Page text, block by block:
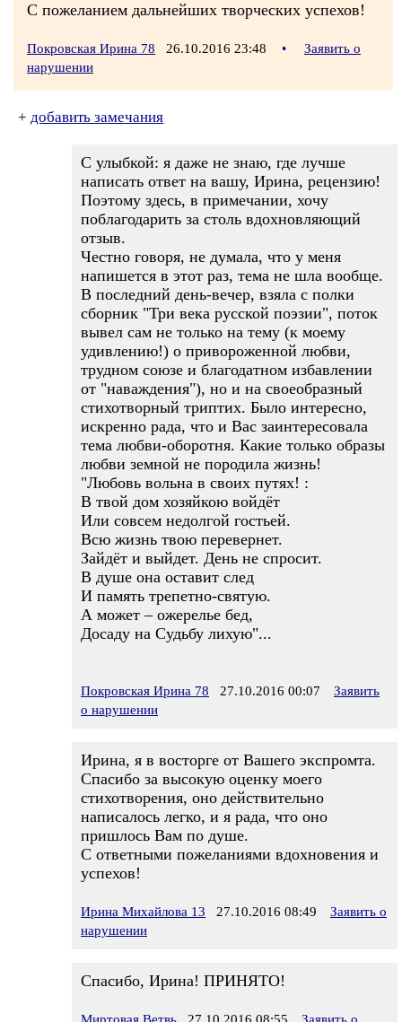
С пожеланием дальнейших творческих успехов!
Покровская Ирина 78 26.10.2016 23:48 •
Заявить о
нарушении
+ добавить замечания
С улыбкой: я даже не знаю, где лучше
написать ответ на вашу, Ирина, рецензию!
Поэтому здесь, в примечании, хочу
поблагодарить за столь вдохновляющий
отзыв.
Честно говоря, не думала, что у меня
напишется в этот раз, тема не шла вообще.
В последний день-вечер, взяла с полки
сборник "Три века русской поэзии", поток
вывел сам не только на тему (к моему
удивлению!) о привороженной любви,
трудном союзе и благодатном избавлении
от "наваждения"), но и на своеобразный
стихотворный триптих. Было интересно,
искренно рада, что и Вас заинтересовала
тема любви-оборотня. Какие только образы
любви земной не породила жизнь!
"Любовь вольна в своих путях! :
В твой дом хозяйкою войдёт
Или совсем недолгой гостьей.
Всю жизнь твою перевернет.
Зайдёт и выйдет. День не спросит.
В душе она оставит след
И память трепетно-святую.
А может – ожерелье бед,
Досаду на Судьбу лихую"...
Покровская Ирина 78 27.10.2016 00:07
Заявить
о нарушении
Ирина, я в восторге от Вашего экспромта.
Спасибо за высокую оценку моего
стихотворения, оно действительно
написалось легко, и я рада, что оно
пришлось Вам по душе.
С ответными пожеланиями вдохновения и
успехов!
Ирина Михайлова 13 27.10.2016 08:49
Заявить о
нарушении
Спасибо, Ирина! ПРИНЯТО!